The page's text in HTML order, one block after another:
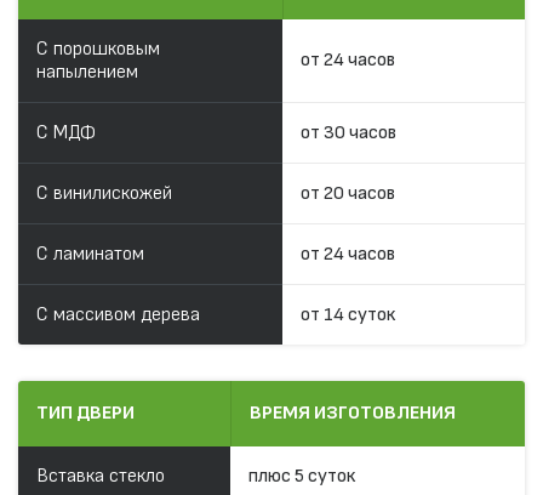
С порошковым
напылением
от 24 часов
С МДФ от 30 часов
С винилискожей от 20 часов
С ламинатом от 24 часов
С массивом дерева от 14 суток
ТИП ДВЕРИ ВРЕМЯ ИЗГОТОВЛЕНИЯ
Вставка стекло плюс 5 суток